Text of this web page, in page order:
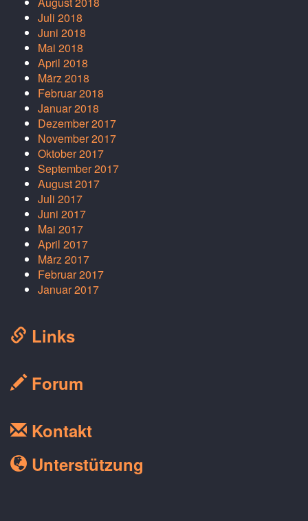
Juli 2018
Juni 2018
Mai 2018
April 2018
März 2018
Februar 2018
Januar 2018
Dezember 2017
November 2017
Oktober 2017
September 2017
August 2017
Juli 2017
Juni 2017
Mai 2017
April 2017
März 2017
Februar 2017
Januar 2017
Links
Forum
Kontakt
Unterstützung